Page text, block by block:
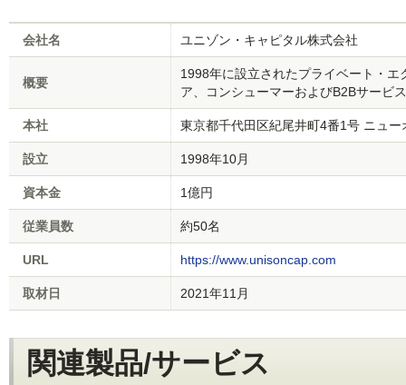
会社名 ユニゾン・キャピタル株式会社
概要
1998年に設立されたプライベート・
ア、コンシューマーおよびB2Bサービ
本社 東京都千代田区紀尾井町4番1号 ニュ
設立 1998年10月
資本金 1億円
従業員数 約50名
URL https://www.unisoncap.com
取材日 2021年11月
関連製品/サービス